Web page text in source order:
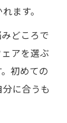
とは
しよう
アップ
介
ます。
どころで
アを選ぶ
初めての
に合うも